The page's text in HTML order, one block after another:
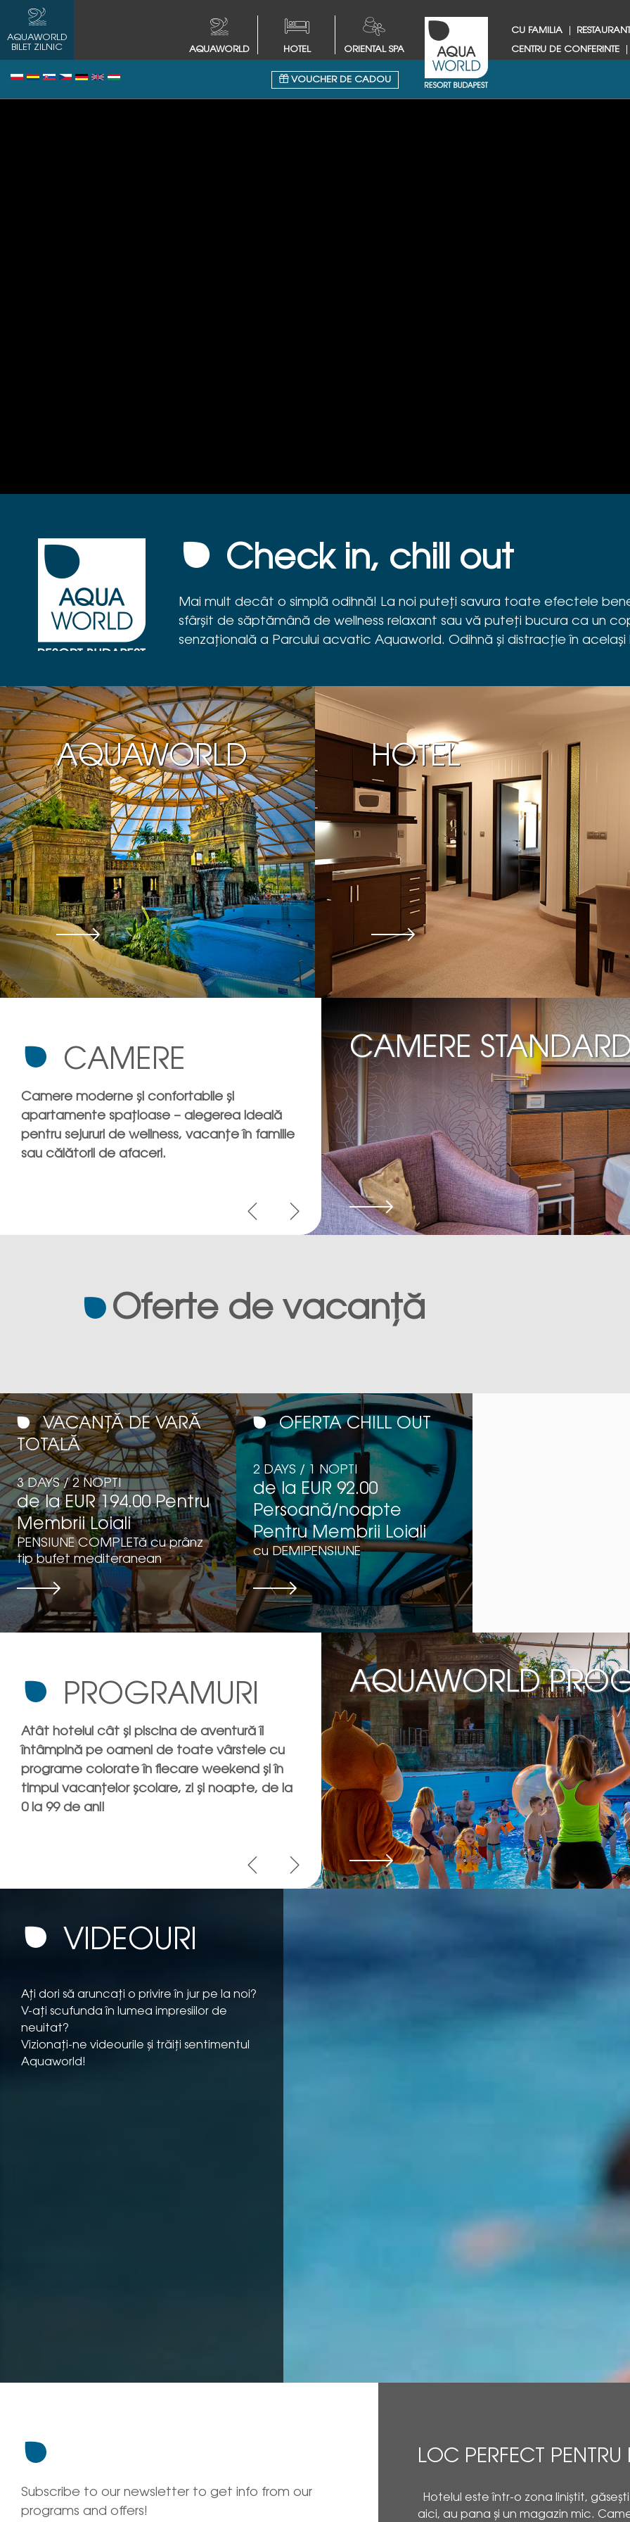
AQUAWORLD
BILET ZILNIC
AQUAWORLD HOTEL ORIENTAL SPA
CU FAMILIA
CENTRU DE CONFERINTE
VOUCHER DE CADOU
Check in, chill out
Mai mult decât o simplă odihnă! La noi puteți savura toate efectele
sfârșit de săptămână de wellness relaxant sau vă puteți bucura ca un
senzațională a Parcului acvatic Aquaworld. Odihnă și distracție în același
AQUAWORLD HOTEL
CAMERE
Camere moderne și confortabile și
apartamente spațioase – alegerea ideală
pentru sejururi de wellness, vacanțe în familie
sau călătorii de afaceri.
CAMERE
Oferte de vacanță
VACANȚĂ DE VARĂ
TOTALĂ
3 DAYS / 2 NOPTI
de la EUR 194.00 Pentru
Membrii Loiali
PENSIUNE COMPLETă cu prânz
tip bufet mediteranean
Mai
departe
OFERTA CHILL OUT
2 DAYS / 1 NOPTI
de la EUR 92.00
Persoană/noapte
Pentru Membrii Loiali
cu DEMIPENSIUNE
Mai
departe
PROGRAMURI
Atât hotelul cât și piscina de aventură îi
întâmpină pe oameni de toate vârstele cu
programe colorate în fiecare weekend și în
timpul vacanțelor școlare, zi și noapte, de la
0 la 99 de ani!
AQUAWORLD
VIDEOURI
Ați dori să aruncați o privire în jur pe la noi?
V-ați scufunda în lumea impresiilor de
neuitat?
Vizionați-ne videourile și trăiți sentimentul
Aquaworld!
Subscribe to our newsletter to get info from our
programs and offers!
LOC PERFECT PENTRU
Hotelul este într-o zona liniștit,
aici, au pana și un magazin mic.